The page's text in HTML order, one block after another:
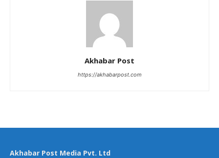
Akhabar Post
https://akhabarpost.com
Akhabar Post Media Pvt. Ltd